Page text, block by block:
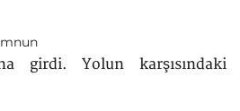
girdi. Yolun karşısındaki